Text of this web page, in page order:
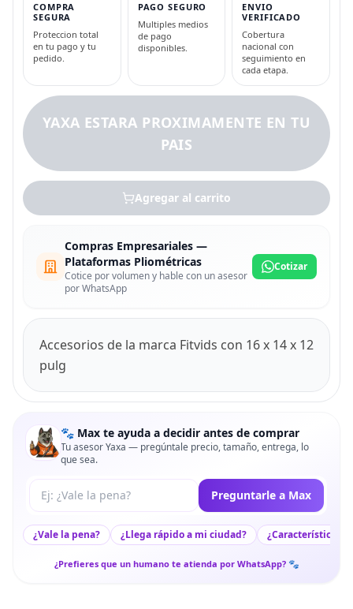
COMPRA
SEGURA
Proteccion total
en tu pago y tu
pedido.
PAGO SEGURO
Multiples medios
de pago
disponibles.
ENVIO
VERIFICADO
Cobertura
nacional con
seguimiento en
cada etapa.
YAXA ESTARA PROXIMAMENTE EN TU
PAIS
Agregar al carrito
Compras Empresariales —
Plataformas Pliométricas
Cotice por volumen y hable con un asesor
por WhatsApp
Cotizar
Accesorios de la marca Fitvids con 16 x 14 x 12
pulg
🐾 Max te ayuda a decidir antes de comprar
Tu asesor Yaxa — pregúntale precio, tamaño, entrega, lo
que sea.
Tu pregunta a Max Preguntarle a Max
¿Vale la pena? ¿Llega rápido a mi ciudad? ¿Características
¿Prefieres que un humano te atienda por WhatsApp? 🐾